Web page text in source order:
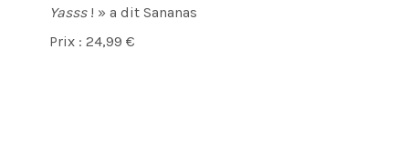
Yasss! » a dit Sananas
Prix : 24,99 €